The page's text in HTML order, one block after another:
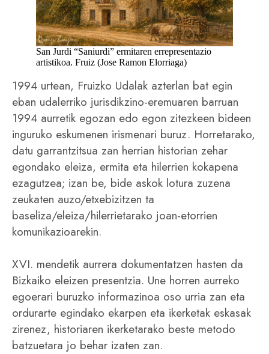
San Jurdi “Saniurdi” ermitaren errepresentazio
artistikoa. Fruiz (Jose Ramon Elorriaga)
1994 urtean, Fruizko Udalak azterlan bat egin
eban udalerriko jurisdikzino-eremuaren barruan
1994 aurretik egozan edo egon zitezkeen bideen
inguruko eskumenen irismenari buruz. Horretarako,
datu garrantzitsua zan herrian historian zehar
egondako eleiza, ermita eta hilerrien kokapena
ezagutzea; izan be, bide askok lotura zuzena
zeukaten auzo/etxebizitzen ta
baseliza/eleiza/hilerrietarako joan-etorrien
komunikazioarekin.
XVI. mendetik aurrera dokumentatzen hasten da
Bizkaiko eleizen presentzia. Une horren aurreko
egoerari buruzko informazinoa oso urria zan eta
ordurarte egindako ekarpen eta ikerketak eskasak
zirenez, historiaren ikerketarako beste metodo
batzuetara jo behar izaten zan.